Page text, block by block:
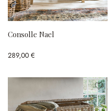
Consolle Nael
289,00 €